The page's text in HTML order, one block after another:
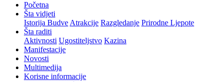
Početna
Šta vidjeti
Istorija Budve Atrakcije Razgledanje Prirodne Ljepote
Šta raditi
Aktivnosti Ugostiteljstvo Kazina
Manifestacije
Novosti
Multimedija
Korisne informacije